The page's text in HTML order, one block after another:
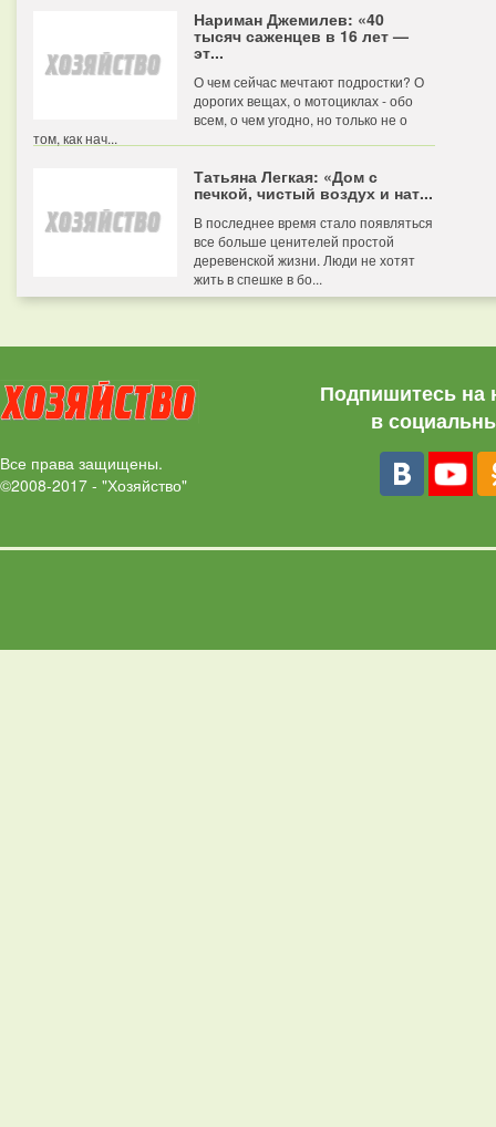
Нариман Джемилев: «40
тысяч саженцев в 16 лет —
эт...
О чем сейчас мечтают подростки? О
дорогих вещах, о мотоциклах - обо
всем, о чем угодно, но только не о
том, как нач...
Татьяна Легкая: «Дом с
печкой, чистый воздух и нат...
В последнее время стало появляться
все больше ценителей простой
деревенской жизни. Люди не хотят
жить в спешке в бо...
Все права защищены.
©2008-2017 - "Хозяйство"
Подпишитесь на
в